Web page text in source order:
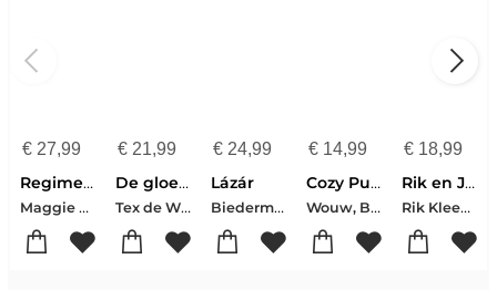
€27,99
Regime change
Maggie Haberman-Jonathan Swan
€21,99
De gloednieuwe QuizPuzzels
Tex de Wit-Thomas Swierts
€ 24,99
Lázár
Biedermann, Nelio
€ 14,99
Cozy Puzzelboek Voor Ontspannen Zome
Wouw, Bente Van De
€ 18,99
Rik en Jesper en de frikandelbroodjescrisis
Rik Kleeven-Jesper Weijs